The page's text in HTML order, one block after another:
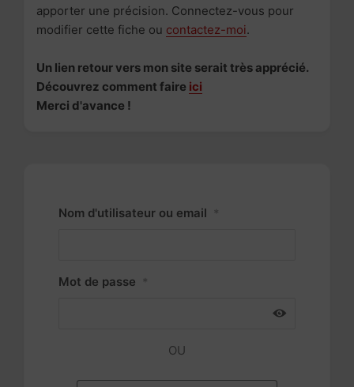
apporter une précision. Connectez-vous pour
modifier cette fiche ou contactez-moi.
Un lien retour vers mon site serait très apprécié.
Découvrez comment faire ici
Merci d'avance !
Nom d'utilisateur ou email *
Mot de passe *
OU